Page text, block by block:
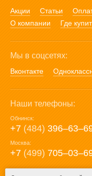
Акции Статьи
О компании
Где
Мы в соцсетях:
Вконтакте
Наши телефоны:
Обнинск:
+7 (484)
Москва:
+7 (499)
E-mail: